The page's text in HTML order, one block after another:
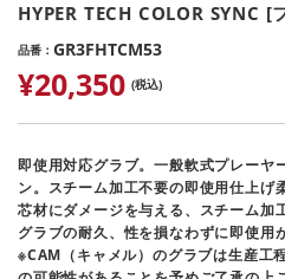
HYPER TECH COLOR SYNC
品番 GR3FHTCM53
¥20,350 (税込)
即使用対応グラブ。一般軟式プレーヤ
ン。スチーム加工不要の即使用仕上げ
芯材にダメージを与える、スチーム加
グラブの耐久、性を損なわずに即使用
※CAM（キャメル）のグラブは生産工